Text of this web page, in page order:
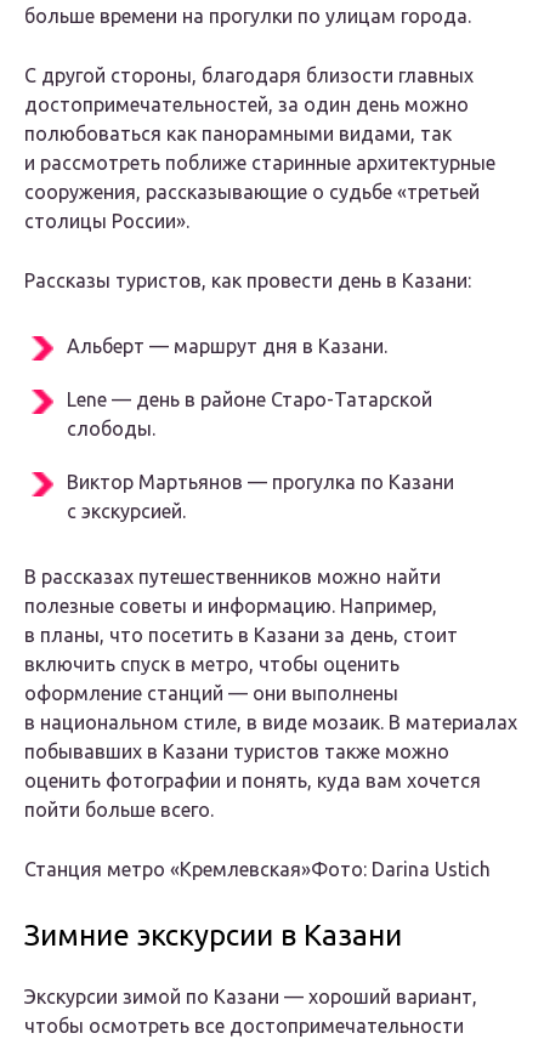
больше времени на прогулки по улицам города.
С другой стороны, благодаря близости главных
достопримечательностей, за один день можно
полюбоваться как панорамными видами, так
и рассмотреть поближе старинные архитектурные
сооружения, рассказывающие о судьбе «третьей
столицы России».
Рассказы туристов, как провести день в Казани:
Альберт — маршрут дня в Казани.
Lene — день в районе Старо-Татарской
слободы.
Виктор Мартьянов — прогулка по Казани
с экскурсией.
В рассказах путешественников можно найти
полезные советы и информацию. Например,
в планы, что посетить в Казани за день, стоит
включить спуск в метро, чтобы оценить
оформление станций — они выполнены
в национальном стиле, в виде мозаик. В материалах
побывавших в Казани туристов также можно
оценить фотографии и понять, куда вам хочется
пойти больше всего.
Станция метро «Кремлевская»Фото: Darina Ustich
Зимние экскурсии в Казани
Экскурсии зимой по Казани — хороший вариант,
чтобы осмотреть все достопримечательности